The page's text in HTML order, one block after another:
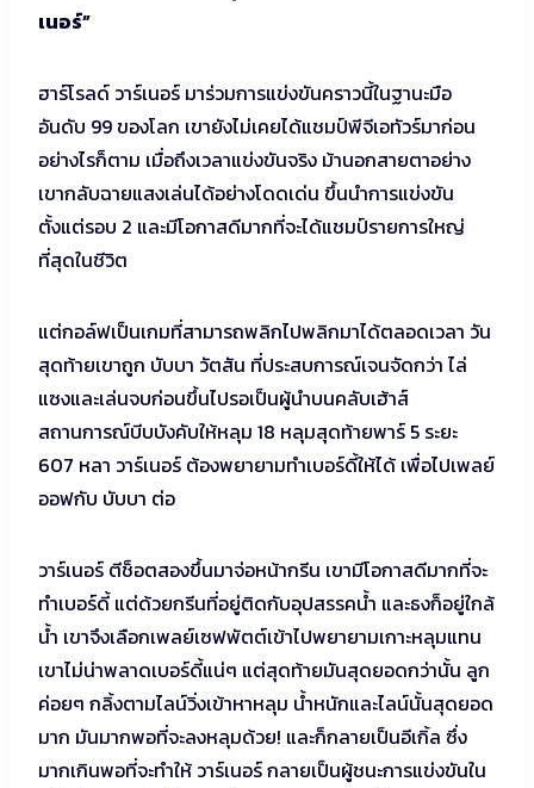
เนอร์”
ฮาร์โรลด์ วาร์เนอร์ มาร่วมการแข่งขันคราวนี้ในฐานะมือ
อันดับ 99 ของโลก เขายังไม่เคยได้แชมป์พีจีเอทัวร์มาก่อน
อย่างไรก็ตาม เมื่อถึงเวลาแข่งขันจริง ม้านอกสายตาอย่าง
เขากลับฉายแสงเล่นได้อย่างโดดเด่น ขึ้นนำการแข่งขัน
ตั้งแต่รอบ 2 และมีโอกาสดีมากที่จะได้แชมป์รายการใหญ่
ที่สุดในชีวิต
แต่กอล์ฟเป็นเกมที่สามารถพลิกไปพลิกมาได้ตลอดเวลา วัน
สุดท้ายเขาถูก บับบา วัตสัน ที่ประสบการณ์เจนจัดกว่า ไล่
แซงและเล่นจบก่อนขึ้นไปรอเป็นผู้นำบนคลับเฮ้าส์
สถานการณ์บีบบังคับให้หลุม 18 หลุมสุดท้ายพาร์ 5 ระยะ
607 หลา วาร์เนอร์ ต้องพยายามทำเบอร์ดี้ให้ได้ เพื่อไปเพลย์
ออฟกับ บับบา ต่อ
วาร์เนอร์ ตีช็อตสองขึ้นมาจ่อหน้ากรีน เขามีโอกาสดีมากที่จะ
ทำเบอร์ดี้ แต่ด้วยกรีนที่อยู่ติดกับอุปสรรคน้ำ และธงก็อยู่ใกล้
น้ำ เขาจึงเลือกเพลย์เซฟพัตต์เข้าไปพยายามเกาะหลุมแทน
เขาไม่น่าพลาดเบอร์ดี้แน่ๆ แต่สุดท้ายมันสุดยอดกว่านั้น ลูก
ค่อยๆ กลิ้งตามไลน์วิ่งเข้าหาหลุม น้ำหนักและไลน์นั้นสุดยอด
มาก มันมากพอที่จะลงหลุมด้วย! และก็กลายเป็นอีเกิ้ล ซึ่ง
มากเกินพอที่จะทำให้ วาร์เนอร์ กลายเป็นผู้ชนะการแข่งขันใน